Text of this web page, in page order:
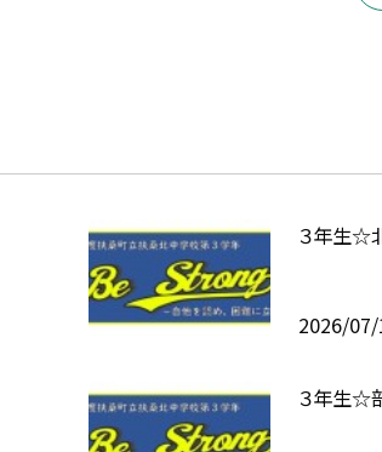
３年生☆
2026/
３年生☆